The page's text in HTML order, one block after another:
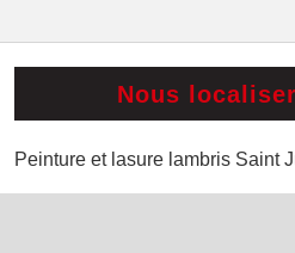
Nous localiser
Peinture et lasure lambris Saint